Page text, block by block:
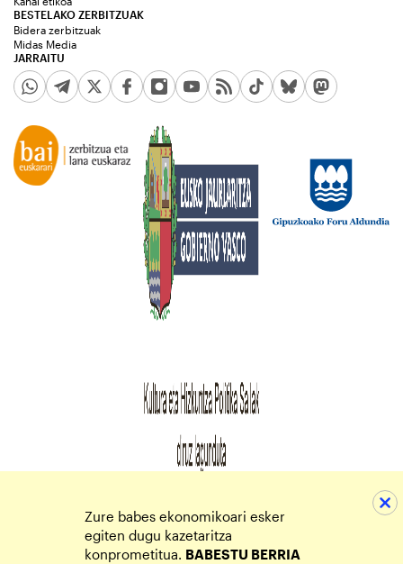
JARRAITU
BESTELAKO ZERBITZUAK
Bidera zerbitzuak
Midas Media
Zure babes ekonomikoari esker
egiten dugu kazetaritza
konprometitua. BABESTU BERRIA